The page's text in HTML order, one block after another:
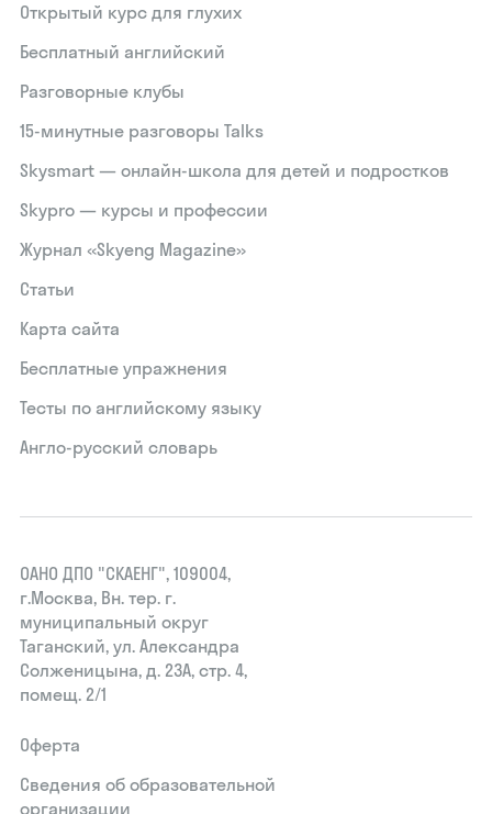
Открытый курс для глухих
Бесплатный английский
Разговорные клубы
15‑минутные разговоры Talks
Skysmart — онлайн-школа для детей и подростков
Skypro — курсы и профессии
Журнал «Skyeng Magazine»
Статьи
Карта сайта
Бесплатные упражнения
Тесты по английскому языку
Англо-русский словарь
ОАНО ДПО "СКАЕНГ", 109004,
г.Москва, Вн. тер. г.
муниципальный округ
Таганский, ул. Александра
Солженицына, д. 23А, стр. 4,
помещ. 2/1
Оферта
Сведения об образовательной
организации